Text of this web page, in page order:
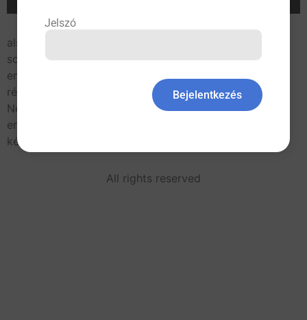
A járáskor jelentkező csípő- és deréktáji, illetve az
alsó végtagban jelentkező fájdalom okának tisztázása
sokszor nehéz feladat. Nehéz, mert hasonló panaszt
említ a beteg különböző kórképekben, amit még a
részletes anamnézissel sem lehet mindig tisztázni.
Nehéz, mert többféle kórok hasonló tünetcsoportot
eredményez. Nehéz, mert a mozgásszervi radiológiai
kép gyakran nem tükrözi a beteg […]
All rights reserved
Jelszó
Bejelentkezés